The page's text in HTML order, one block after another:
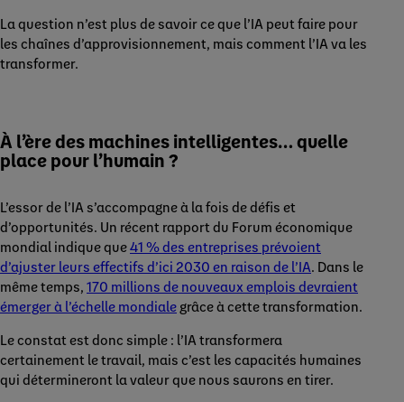
La question n’est plus de savoir ce que l’IA peut faire pour
les chaînes d’approvisionnement, mais comment l’IA va les
transformer.
À l’ère des machines intelligentes… quelle
place pour l’humain ?
L’essor de l’IA s’accompagne à la fois de défis et
d’opportunités. Un récent rapport du Forum économique
mondial indique que41 % des entreprises prévoient
d’ajuster leurs effectifs d’ici 2030 en raison de l’IA. Dans le
même temps, 170 millions de nouveaux emplois devraient
émerger à l’échelle mondiale grâce à cette transformation.
Le constat est donc simple : l’IA transformera
certainement le travail, mais c’est les capacités humaines
qui détermineront la valeur que nous saurons en tirer.